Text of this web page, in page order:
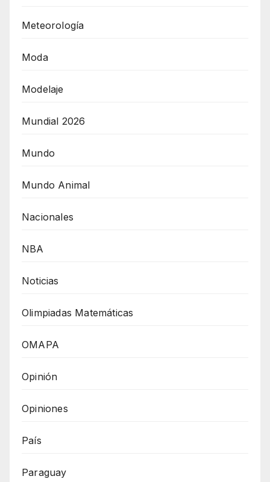
Meteorología
Moda
Modelaje
Mundial 2026
Mundo
Mundo Animal
Nacionales
NBA
Noticias
Olimpiadas Matemáticas
OMAPA
Opinión
Opiniones
País
Paraguay